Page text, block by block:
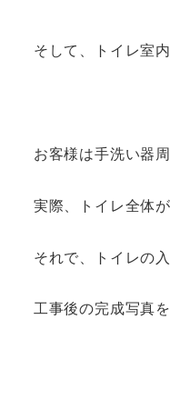
そして、トイレ室
お客様は手洗い器
実際、トイレ全体
それで、トイレの
工事後の完成写真